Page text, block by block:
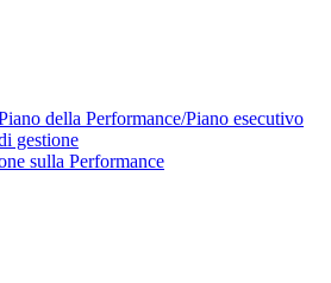
della Performance/Piano esecutivo
gestione
sulla Performance